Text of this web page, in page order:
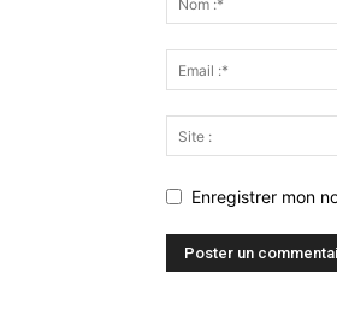
Enregistrer mon